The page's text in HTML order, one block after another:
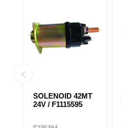
SOLENOID 42MT
24V / F1115595